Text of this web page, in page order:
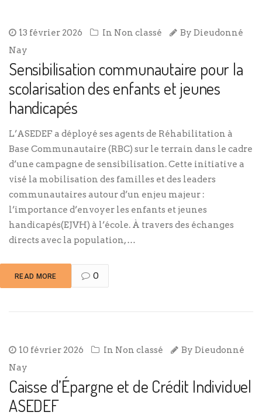
13 février 2026 In Non classé By Dieudonné
Nay
Sensibilisation communautaire pour la
scolarisation des enfants et jeunes
handicapés
L’ASEDEF a déployé ses agents de Réhabilitation à
Base Communautaire (RBC) sur le terrain dans le cadre
d’une campagne de sensibilisation. Cette initiative a
visé la mobilisation des familles et des leaders
communautaires autour d’un enjeu majeur :
l’importance d’envoyer les enfants et jeunes
handicapés(EJVH) à l’école. À travers des échanges
directs avec la population, …
READ MORE 0
10 février 2026 In Non classé By Dieudonné
Nay
Caisse d’Épargne et de Crédit Individuel
ASEDEF